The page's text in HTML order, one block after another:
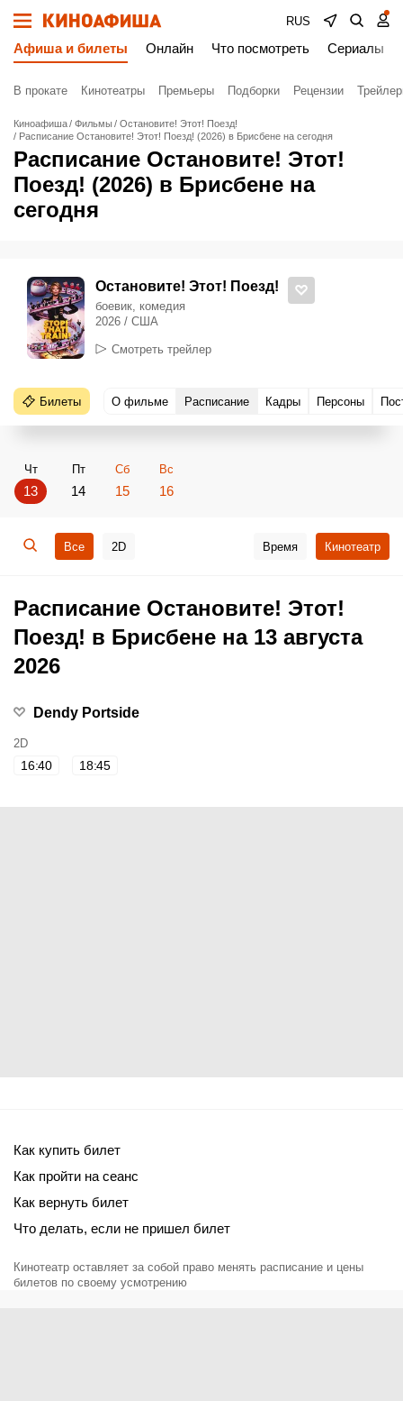
RUS
Афиша и билеты Онлайн Что посмотреть Сериалы
В прокате Кинотеатры Премьеры Подборки Рецензии
Киноафиша Фильмы
Остановите! Этот! Поезд!
Расписание Остановите! Этот! Поезд! (2026) в Брисбене на сегодня
Расписание Остановите! Этот!
Поезд! (2026) в Брисбене на
сегодня
Остановите! Этот! Поезд!
боевик, комедия
2026 / США
Смотреть трейлер
Билеты О фильме Расписание Кадры Персоны
Чт
13
Пт
14
Сб
15
Вс
16
Все 2D Время Кинотеатр
Расписание Остановите! Этот!
Поезд! в Брисбене на 13 августа
2026
Dendy Portside
2D
16:40 18:45
Как купить билет
Как пройти на сеанс
Как вернуть билет
Что делать, если не пришел билет
Кинотеатр оставляет за собой право менять расписание и цены
билетов по своему усмотрению